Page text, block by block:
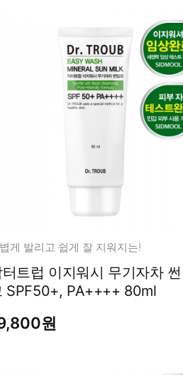
봉독/프로폴리스
무오일
세라마이드
글루타치온
트라넥사믹
게 발리고 쉽게 잘 지워지는!
터트럽 이지워시 무기자차 썬
SPF50+, PA++++ 80ml
원